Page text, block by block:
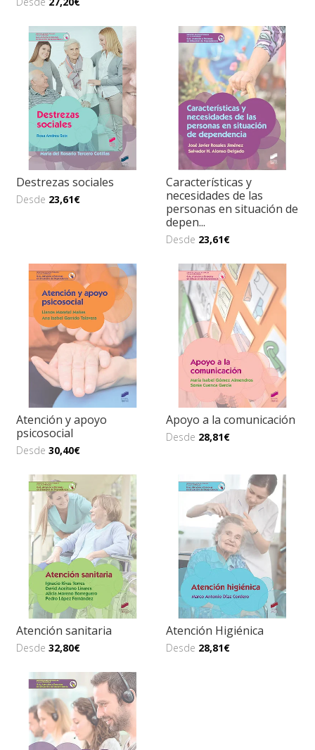
Destrezas sociales
Desde 23,61€
Características y
necesidades de las
personas en situación de
depen...
Desde 23,61€
Atención y apoyo
psicosocial
Desde 30,40€
Apoyo a la comunicación
Desde 28,81€
Atención sanitaria
Desde 32,80€
Atención Higiénica
Desde 28,81€